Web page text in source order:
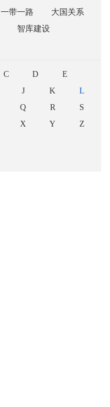
一带一路
大国关系
智库建设
C D
E
J K
L
Q R
S
X Y Z